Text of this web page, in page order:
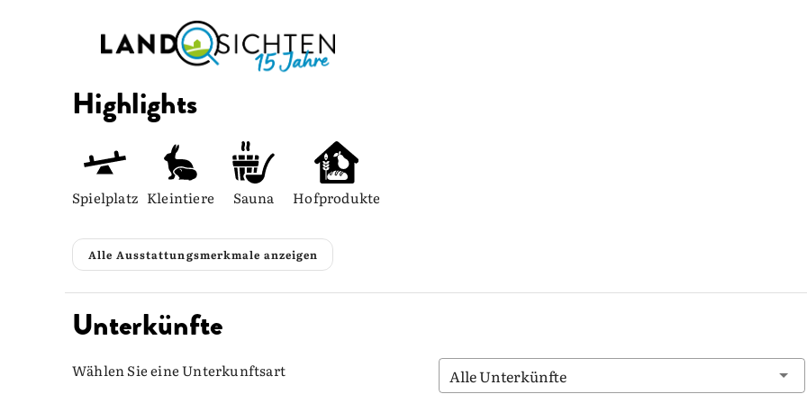
Highlights
Spielplatz Kleintiere Sauna Hofprodukte
Alle Ausstattungsmerkmale anzeigen
Unterkünfte
Wählen Sie eine Unterkunftsart Alle Unterkünfte